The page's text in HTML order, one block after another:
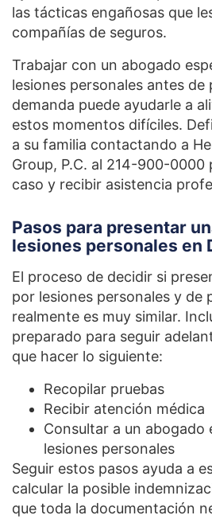
las tácticas engañosas que
compañías de seguros.
Trabajar con un abogado
lesiones personales antes de
demanda puede ayudarle a
estos momentos difíciles.
a su familia contactando a
Group, P.C. al 214-900-0000
caso y recibir asistencia
Pasos para presentar
lesiones personales en
El proceso de decidir si
por lesiones personales y de
realmente es muy similar.
preparado para seguir
que hacer lo siguiente:
Recopilar pruebas
Recibir atención médica
Consultar a un abogado
lesiones personales
Seguir estos pasos ayuda a
calcular la posible
que toda la documentación